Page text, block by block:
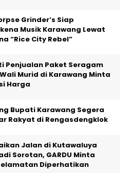
Grinder’s Siap
Musik Karawang Lewat
“Rice City Rebel”
Penjualan Paket Seragam
Wali Murid di Karawang Minta
Harga
Bupati Karawang Segera
Rakyat di Rengasdengklok
Jalan di Kutawaluya
Sorotan, GARDU Minta
Diperhatikan